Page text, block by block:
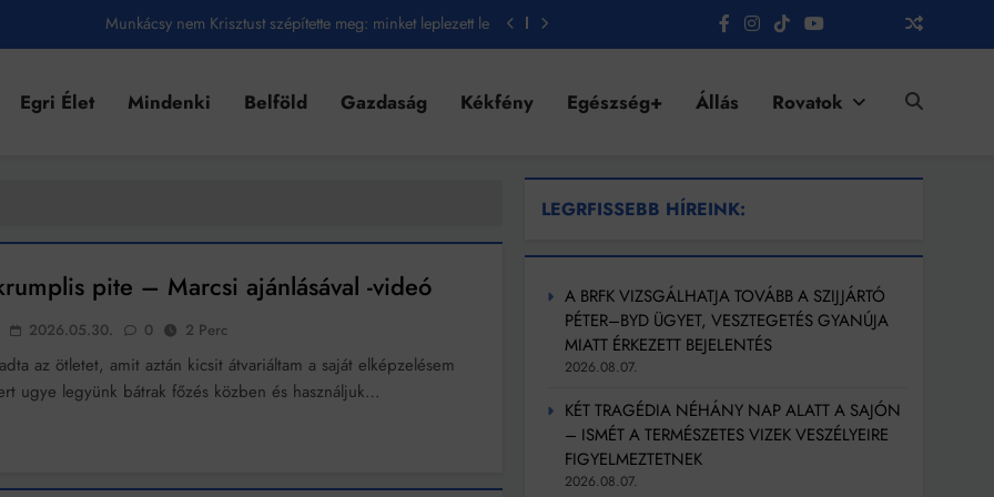
Munkácsy nem Krisztust szépítette meg: minket leplezett le
Amikor a Tetris boldogabbá tesz, mint a szerelem
Az öregség nem csak ránc?
Móricz Zsigmond: falusi író vagy boncmester?
lapostetők: a bevált technológia akkor működik, ha jól van felújítva
Egri Élet Mindenki Belföld Gazdaság Kékfény Egészség+ Állás Rovatok
pite – Marcsi ajánlásával -videó
2026.05.30. 0 2 Perc
az ötletet, amit aztán kicsit átvariáltam a saját elképzelésem
ugye legyünk bátrak főzés közben és használjuk…
LEGRFISSEBB HÍREINK:
A BRFK VIZSGÁLHATJA TOVÁBB A SZIJJÁRTÓ
PÉTER–BYD ÜGYET, VESZTEGETÉS GYANÚJA
MIATT ÉRKEZETT BEJELENTÉS
2026.08.07.
KÉT TRAGÉDIA NÉHÁNY NAP ALATT A SAJÓN
– ISMÉT A TERMÉSZETES VIZEK VESZÉLYEIRE
FIGYELMEZTETNEK
2026.08.07.